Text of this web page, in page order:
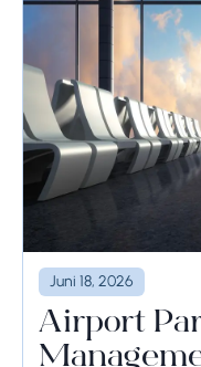
Juni 18, 2026
Airport
Management